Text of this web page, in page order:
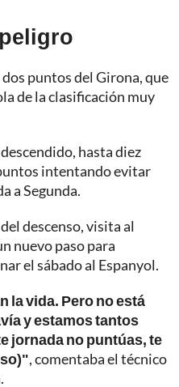
puntos del Girona, que
de la clasificación muy
hasta diez
intentando evitar
a Segunda.
descenso, visita al
nuevo paso para
el sábado al Espanyol.
la vida. Pero no está
y estamos tantos
jornada no puntúas, te
, comentaba el técnico